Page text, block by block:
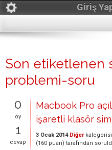
Giriş
Son etiketlenen
problemi-soru
0
oy
1
cevap
Macbook Pro
işaretli klasör
3 Ocak 2014 Diğer
(160 puan) tarafından